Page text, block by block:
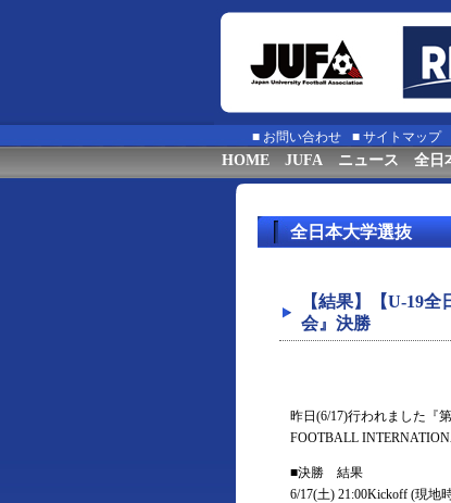
■ お問い合わせ ■ サイトマップ
HOME JUFA ニュース 全日
全日本大学選抜
【結果】【U-19
会』決勝
昨日(6/17)行われました『
FOOTBALL
■決勝 結果
6/17(土) 21:00Kickoff (現地